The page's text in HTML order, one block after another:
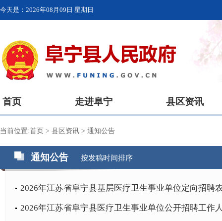
今天是： 2026年08月09日 星期日
首页 走进阜宁 县区资讯
当前位置:首页 > 县区资讯 > 通知公告
通知公告 按发稿时间排序
2026年江苏省阜宁县基层医疗卫生事业单位定向招聘
2026年江苏省阜宁县医疗卫生事业单位公开招聘工作